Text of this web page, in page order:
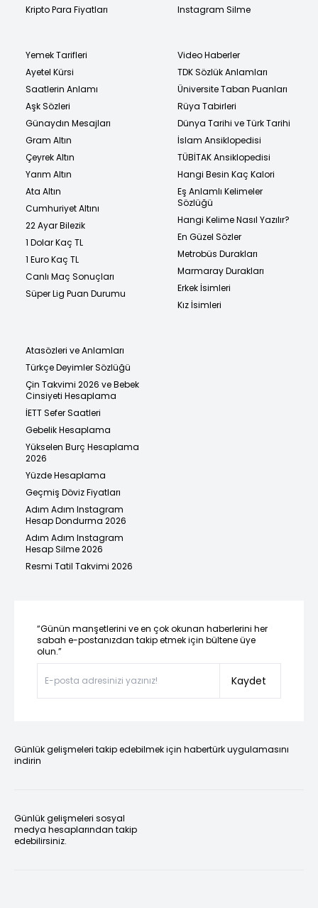
Kripto Para Fiyatları
Instagram Silme
Yemek Tarifleri
Ayetel Kürsi
Saatlerin Anlamı
Aşk Sözleri
Günaydın Mesajları
Gram Altın
Çeyrek Altın
Yarım Altın
Ata Altın
Cumhuriyet Altını
22 Ayar Bilezik
1 Dolar Kaç TL
1 Euro Kaç TL
Canlı Maç Sonuçları
Süper Lig Puan Durumu
Video Haberler
TDK Sözlük Anlamları
Üniversite Taban Puanları
Rüya Tabirleri
Dünya Tarihi ve Türk Tarihi
İslam Ansiklopedisi
TÜBİTAK Ansiklopedisi
Hangi Besin Kaç Kalori
Eş Anlamlı Kelimeler
Sözlüğü
Hangi Kelime Nasıl Yazılır?
En Güzel Sözler
Metrobüs Durakları
Marmaray Durakları
Erkek İsimleri
Kız İsimleri
Atasözleri ve Anlamları
Türkçe Deyimler Sözlüğü
Çin Takvimi 2026 ve Bebek
Cinsiyeti Hesaplama
İETT Sefer Saatleri
Gebelik Hesaplama
Yükselen Burç Hesaplama
2026
Yüzde Hesaplama
Geçmiş Döviz Fiyatları
Adım Adım Instagram
Hesap Dondurma 2026
Adım Adım Instagram
Hesap Silme 2026
Resmi Tatil Takvimi 2026
“Günün manşetlerini ve en çok okunan haberlerini her
sabah e-postanızdan takip etmek için bültene üye
olun.”
Kaydet
Günlük gelişmeleri takip edebilmek için habertürk uygulamasını
indirin
Günlük gelişmeleri sosyal
medya hesaplarından takip
edebilirsiniz.